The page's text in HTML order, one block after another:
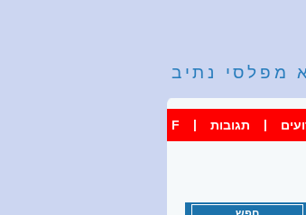
מפלסי נתיב
| תגובות |
F